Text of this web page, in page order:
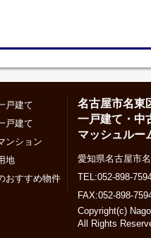
戸建て
戸建て
ンション
地
おすすめ物件
名古屋市名東
一戸建て・中
マッシュル
愛知県名古屋市
TEL:052-898-
FAX:052-898-
Copyright(c)
All Rights